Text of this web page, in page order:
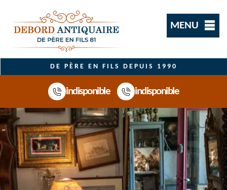
MENU
DE PÈRE EN FILS DEPUIS 1990
indisponible indisponible